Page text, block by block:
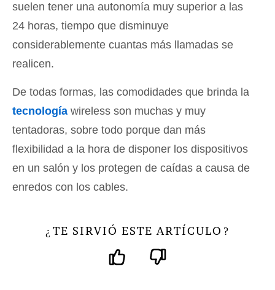
suelen tener una autonomía muy superior a las
24 horas, tiempo que disminuye
considerablemente cuantas más llamadas se
realicen.
De todas formas, las comodidades que brinda la
tecnología wireless son muchas y muy
tentadoras, sobre todo porque dan más
flexibilidad a la hora de disponer los dispositivos
en un salón y los protegen de caídas a causa de
enredos con los cables.
¿ TE SIRVIÓ ESTE ARTÍCULO ?